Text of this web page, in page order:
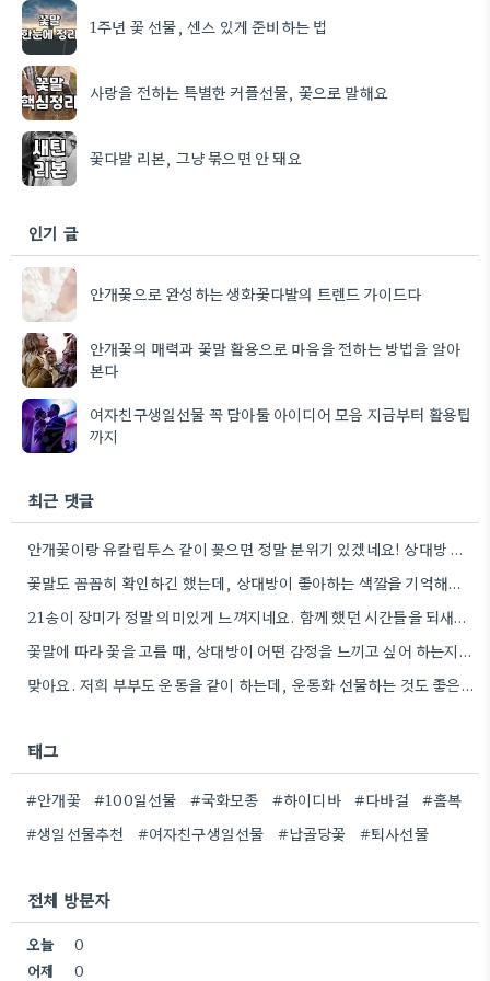
1주년 꽃 선물, 센스 있게 준비하는 법
사랑을 전하는 특별한 커플선물, 꽃으로 말해요
꽃다발 리본, 그냥 묶으면 안 돼요
인기 글
안개꽃으로 완성하는 생화꽃다발의 트렌드 가이드다
안개꽃의 매력과 꽃말 활용으로 마음을 전하는 방법을 알아
본다
여자친구생일선물 꼭 담아둘 아이디어 모음 지금부터 활용팁
까지
최근 댓글
안개꽃이랑 유칼립투스 같이 꽂으면 정말 분위기 있겠네요! 상대방 취향 생각하는 것도 좋지만, 꽃말도 고려하면 센스+
꽃말도 꼼꼼히 확인하긴 했는데, 상대방이 좋아하는 색깔을 기억해두는 게 더 센스 있을 것 같아요.
21송이 장미가 정말 의미있게 느껴지네요. 함께 했던 시간들을 되새기며 선물을 고른다는 마음이 잘 전달될 것…
꽃말에 따라 꽃을 고를 때, 상대방이 어떤 감정을 느끼고 싶어 하는지 생각하는 게 정말 좋은…
맞아요. 저희 부부도 운동을 같이 하는데, 운동화 선물하는 것도 좋은 생각이었네요. 꽃과 함께라면 더 센스…
태그
#안개꽃 #100일선물 #국화모종 #하이디바 #다바걸
#홀복
#생일선물추천
#여자친구생일선물 #납골당꽃 #퇴사선물
전체 방문자
오늘
0
어제
0